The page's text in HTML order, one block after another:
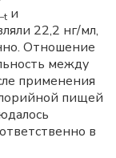
и
22,2 нг/мл,
Отношение
между
применения
пищей
в